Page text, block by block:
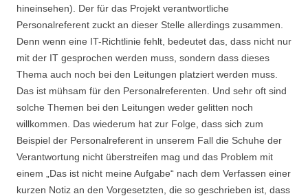
hineinsehen). Der für das Projekt verantwortliche
Personalreferent zuckt an dieser Stelle allerdings zusammen.
Denn wenn eine IT-Richtlinie fehlt, bedeutet das, dass nicht nur
mit der IT gesprochen werden muss, sondern dass dieses
Thema auch noch bei den Leitungen platziert werden muss.
Das ist mühsam für den Personalreferenten. Und sehr oft sind
solche Themen bei den Leitungen weder gelitten noch
willkommen. Das wiederum hat zur Folge, dass sich zum
Beispiel der Personalreferent in unserem Fall die Schuhe der
Verantwortung nicht überstreifen mag und das Problem mit
einem „Das ist nicht meine Aufgabe“ nach dem Verfassen einer
kurzen Notiz an den Vorgesetzten, die so geschrieben ist, dass